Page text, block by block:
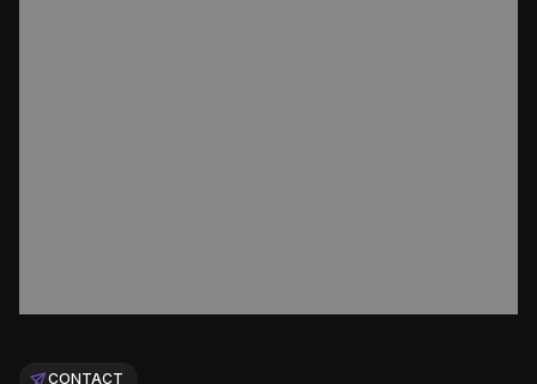
CONTACT